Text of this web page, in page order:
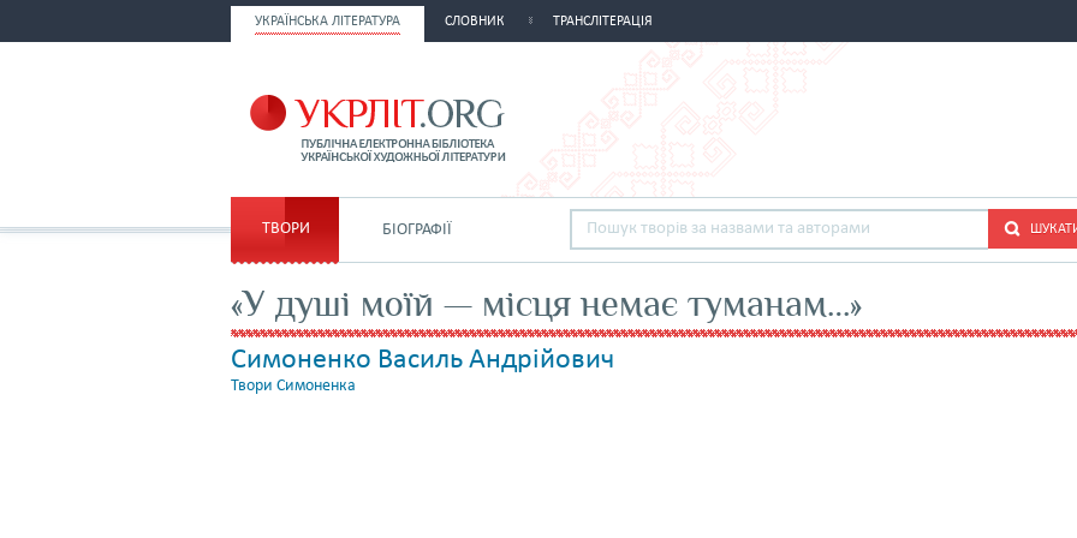
УКРАЇНСЬКА ЛІТЕРАТУРА СЛОВНИК ТРАНСЛІТЕРАЦІЯ
ТВОРИ БІОГРАФІЇ
«У душі моїй — місця немає туманам…»
Симоненко Василь Андрійович
Твори Симоненка